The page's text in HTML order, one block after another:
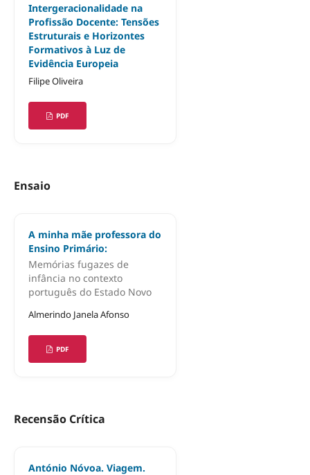
Intergeracionalidade na
Profissão Docente: Tensões
Estruturais e Horizontes
Formativos à Luz de
Evidência Europeia
Filipe Oliveira
PDF
Ensaio
A minha mãe professora do
Ensino Primário:
Memórias fugazes de
infância no contexto
português do Estado Novo
Almerindo Janela Afonso
PDF
Recensão Crítica
António Nóvoa. Viagem.